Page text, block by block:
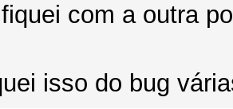
com a outra
isso do bug